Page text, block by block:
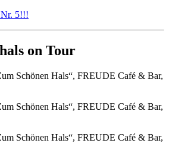
Nr. 5!!!
on Tour
Schönen Hals“, FREUDE Café & Bar,
Schönen Hals“, FREUDE Café & Bar,
Schönen Hals“, FREUDE Café & Bar,